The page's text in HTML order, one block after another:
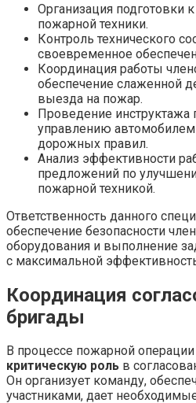
Организация подготовки
пожарной техники.
Контроль технического
своевременное
Координация работы
обеспечение слаженной
выезда на пожар.
Проведение инструктажа
управлению
дорожных правил.
Анализ эффективности
предложений по
пожарной техникой.
Ответственность данного
обеспечение безопасности
оборудования и выполнение
с максимальной
Координация
бригады
В процессе пожарной операции
критическую роль в
Он организует команду,
участниками, дает